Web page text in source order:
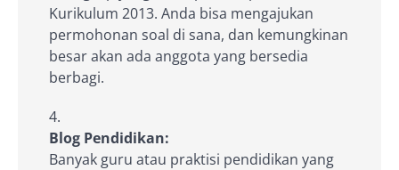
Kurikulum 2013. Anda bisa mengajukan
permohonan soal di sana, dan kemungkinan
besar akan ada anggota yang bersedia
berbagi.
Blog Pendidikan:
Banyak guru atau praktisi pendidikan yang